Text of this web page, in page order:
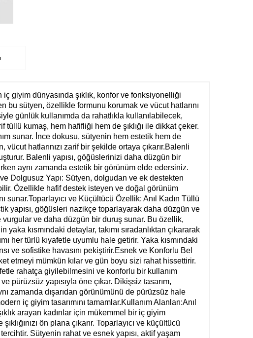
giyim dünyasında şıklık, konfor ve fonksiyonelliği
bu sütyen, özellikle formunu korumak ve vücut hatlarını
günlük kullanımda da rahatlıkla kullanılabilecek,
kumaş, hem hafifliği hem de şıklığı ile dikkat çeker.
sunar. İnce dokusu, sütyenin hem estetik hem de
hatlarınızı zarif bir şekilde ortaya çıkarır.Balenli
Balenli yapısı, göğüslerinizi daha düzgün bir
aynı zamanda estetik bir görünüm elde edersiniz.
Dolgusuz Yapı: Sütyen, dolgudan ve ek destekten
Özellikle hafif destek isteyen ve doğal görünüm
ve Küçültücü Özellik: Anıl Kadın Tüllü
yapısı, göğüsleri nazikçe toparlayarak daha düzgün ve
vurgular ve daha düzgün bir duruş sunar. Bu özellik,
kısmındaki detaylar, takımı sıradanlıktan çıkararak
her türlü kıyafetle uyumlu hale getirir. Yaka kısmındaki
ve sofistike havasını pekiştirir.Esnek ve Konforlu Bel
etmeyi mümkün kılar ve gün boyu sizi rahat hissettirir.
rahatça giyilebilmesini ve konforlu bir kullanım
pürüzsüz yapısıyla öne çıkar. Dikişsiz tasarım,
zamanda dışarıdan görünümünü de pürüzsüz hale
iç giyim tasarımını tamamlar.Kullanım Alanları:Anıl
arayan kadınlar için mükemmel bir iç giyim
ön plana çıkarır. Toparlayıcı ve küçültücü
Sütyenin rahat ve esnek yapısı, aktif yaşam